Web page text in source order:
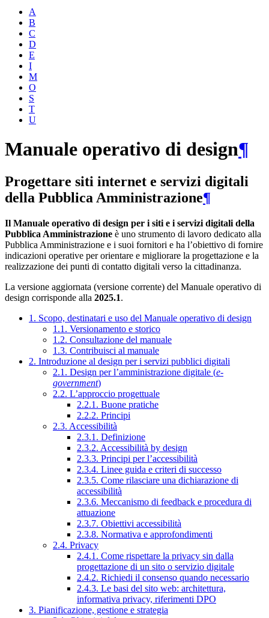
A
B
C
D
E
I
M
O
S
T
U
Manuale operativo di design¶
Progettare siti internet e servizi digitali
della Pubblica Amministrazione¶
Il Manuale operativo di design per i siti e i servizi digitali della
Pubblica Amministrazione è uno strumento di lavoro dedicato alla
Pubblica Amministrazione e i suoi fornitori e ha l’obiettivo di fornire
indicazioni operative per orientare e migliorare la progettazione e la
realizzazione dei punti di contatto digitali verso la cittadinanza.
La versione aggiornata (versione corrente) del Manuale operativo di
design corrisponde alla 2025.1.
1. Scopo, destinatari e uso del Manuale operativo di design
1.1. Versionamento e storico
1.2. Consultazione del manuale
1.3. Contribuisci al manuale
2. Introduzione al design per i servizi pubblici digitali
2.1. Design per l’amministrazione digitale (e-
government)
2.2. L’approccio progettuale
2.2.1. Buone pratiche
2.2.2. Principi
2.3. Accessibilità
2.3.1. Definizione
2.3.2. Accessibilità by design
2.3.3. Principi per l’accessibilità
2.3.4. Linee guida e criteri di successo
2.3.5. Come rilasciare una dichiarazione di
accessibilità
2.3.6. Meccanismo di feedback e procedura di
attuazione
2.3.7. Obiettivi accessibilità
2.3.8. Normativa e approfondimenti
2.4. Privacy
2.4.1. Come rispettare la privacy sin dalla
progettazione di un sito o servizio digitale
2.4.2. Richiedi il consenso quando necessario
2.4.3. Le basi del sito web: architettura,
informativa privacy, riferimenti DPO
3. Pianificazione, gestione e strategia